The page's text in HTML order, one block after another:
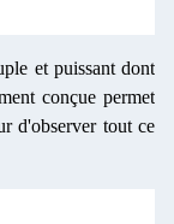
et puissant dont
conçue permet
d'observer tout ce